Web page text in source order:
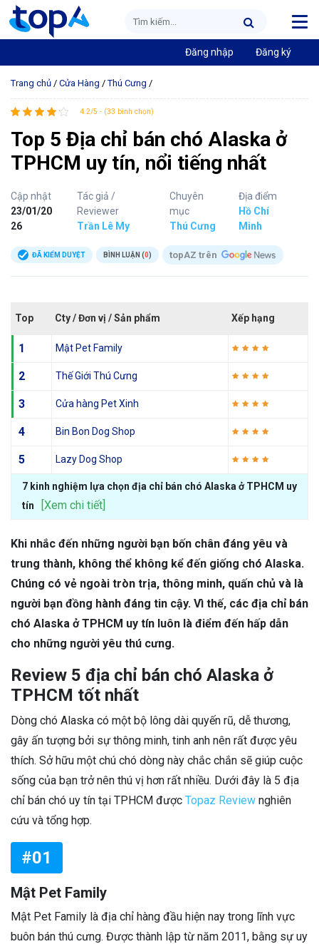
Đăng nhập Đăng ký
Trang chủ / Cửa Hàng /Thú Cưng /
4.2/5 - (33 bình chọn)
Top 5 Địa chỉ bán chó Alaska ở
TPHCM uy tín, nổi tiếng nhất
Cập nhật
23/01/20
26
Tác giả /
Reviewer
Trần Lê My
Chuyên
mục
Thú Cưng
Địa điểm
Hồ Chí
Minh
ĐÃ KIỂM DUYỆT BÌNH LUẬN (0) topAZ trên
Top Cty / Đơn vị / Sản phẩm Xếp hạng
1 Mật Pet Family
2 Thế Giới Thú Cưng
3 Cửa hàng Pet Xinh
4 Bin Bon Dog Shop
5 Lazy Dog Shop
7 kinh nghiệm lựa chọn địa chỉ bán chó Alaska ở TPHCM uy
tín
[Xem chi tiết]
Khi nhắc đến những người bạn bốn chân đáng yêu và
trung thành, không thể không kể đến giống chó Alaska.
Chúng có vẻ ngoài tròn trịa, thông minh, quấn chủ và là
người bạn đồng hành đáng tin cậy. Vì thế, các địa chỉ bán
chó Alaska ở TPHCM uy tín luôn là điểm đến hấp dẫn
cho những người yêu thú cưng.
Review 5 địa chỉ bán chó Alaska ở
TPHCM tốt nhất
Dòng chó Alaska có một bộ lông dài quyến rũ, dễ thương,
gây ấn tượng bởi sự thông minh, tinh anh nên rất được yêu
thích. Sở hữu một chú chó dòng này chắc chắn sẽ giúp cuộc
sống của bạn trở nên thú vị hơn rất nhiều. Dưới đây là 5 địa
chỉ bán chó uy tín tại TPHCM được Topaz Review nghiên
cứu và tổng hợp.
#01
Mật Pet Family
Mật Pet Family là địa chỉ hàng đầu hiện nay trong lĩnh vực
buôn bán thú cưng. Được thành lập từ năm 2011, bằng sự uy